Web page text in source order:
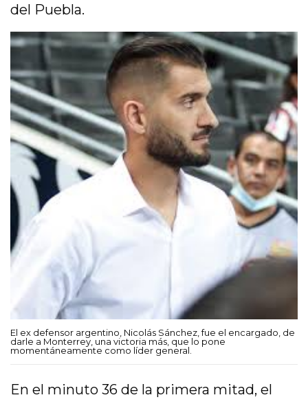
del Puebla.
El ex defensor argentino, Nicolás Sánchez, fue el encargado, de
darle a Monterrey, una victoria más, que lo pone
momentáneamente como líder general.
En el minuto 36 de la primera mitad, el